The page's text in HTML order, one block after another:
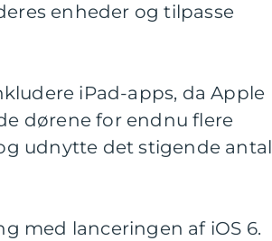
enheder og tilpasse
iPad-apps, da Apple
dørene for endnu flere
udnytte det stigende antal
med lanceringen af iOS 6.